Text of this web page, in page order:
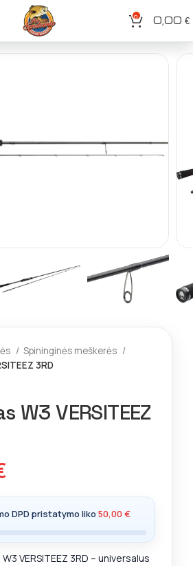
0 0,00 €
Spininginės meškerės
3RD
W3 VERSITEEZ
DPD pristatymo liko 50,00€
VERSITEEZ 3RD – universalus